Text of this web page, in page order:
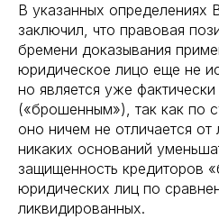
В указанных определениях
заключил, что правовая
бремени доказывания
юридическое лицо еще не
но является уже
(«брошенным»), так как по
оно ничем не отличается
никаких оснований
защищенность кредиторов
юридических лиц по
ликвидированных.